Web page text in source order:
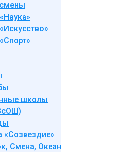
школы
«Созвездие»
Смена, Океан